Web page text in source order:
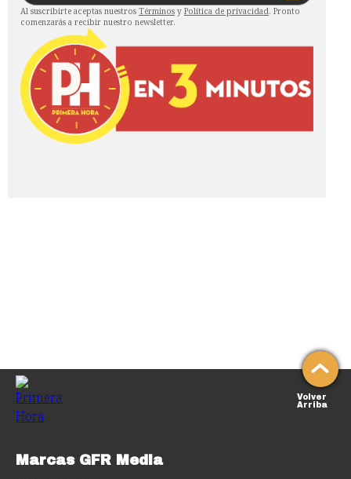
Al suscribirte aceptas nuestros Términos y Política de privacidad. Pronto
comenzarás a recibir nuestro newsletter.
Volver
Arriba
Marcas GFR Media